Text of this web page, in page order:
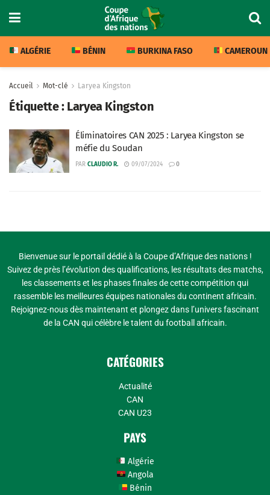
ALGÉRIE BÉNIN BURKINA FASO CAMEROUN
Accueil Mot-clé Laryea Kingston
Étiquette : Laryea Kingston
Éliminatoires CAN 2025 : Laryea Kingston se
méfie du Soudan
PAR CLAUDIO R. 09/07/2024 0
Bienvenue sur le portail dédié à la Coupe d’Afrique des nations !
Suivez de près l’évolution des qualifications, les résultats des matchs,
les classements et les phases finales de cette compétition qui
rassemble les meilleures équipes nationales du continent africain.
Rejoignez-nous dès maintenant et plongez dans l’univers fascinant
de la CAN qui célèbre le talent du football africain.
CATÉGORIES
Actualité
CAN
CAN U23
PAYS
Algérie
Angola
Bénin